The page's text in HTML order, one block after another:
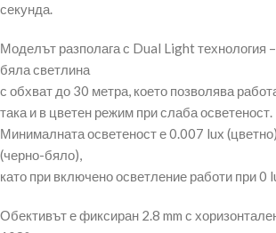
секунда.
Моделът разполага с Dual Light технология
бяла светлина
с обхват до 30 метра, което позволява
така и в цветен режим при слаба осветеност.
Минималната осветеност е 0.007 lux
(черно-бяло),
като при включено осветление работи при 0
Обективът е фиксиран 2.8 mm с